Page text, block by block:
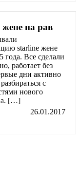
на рав
starline жене
года. Все сделали
работает без
дни активно
с
нового
[…]
26.01.2017